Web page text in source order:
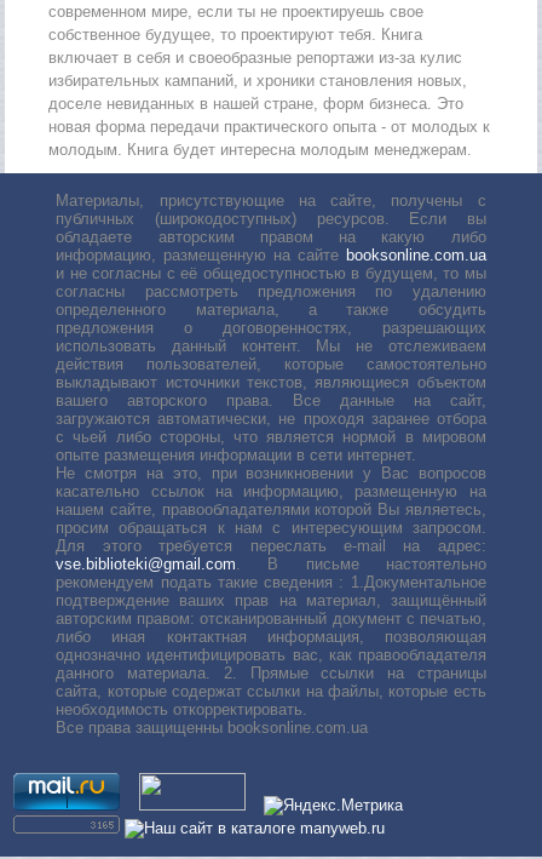
14
15
16
17
18
современном мире, если ты не проектируешь свое
собственное будущее, то проектируют тебя. Книга
включает в себя и своеобразные репортажи из-за кулис
избирательных кампаний, и хроники становления новых,
доселе невиданных в нашей стране, форм бизнеса. Это
новая форма передачи практического опыта - от молодых к
молодым. Книга будет интересна молодым менеджерам.
Материалы, присутствующие на сайте, получены с
публичных (широкодоступных) ресурсов. Если вы
обладаете авторским правом на какую либо
информацию, размещенную на сайте booksonline.com.ua
и не согласны с её общедоступностью в будущем, то мы
согласны рассмотреть предложения по удалению
определенного материала, а также обсудить
предложения о договоренностях, разрешающих
использовать данный контент. Мы не отслеживаем
действия пользователей, которые самостоятельно
выкладывают источники текстов, являющиеся объектом
вашего авторского права. Все данные на сайт,
загружаются автоматически, не проходя заранее отбора
с чьей либо стороны, что является нормой в мировом
опыте размещения информации в сети интернет.
Не смотря на это, при возникновении у Вас вопросов
касательно ссылок на информацию, размещенную на
нашем сайте, правообладателями которой Вы являетесь,
просим обращаться к нам с интересующим запросом.
Для этого требуется переслать е-mail на адрес:
vse.biblioteki@gmail.com. В письме настоятельно
рекомендуем подать такие сведения : 1.Документальное
подтверждение ваших прав на материал, защищённый
авторским правом: отсканированный документ с печатью,
либо иная контактная информация, позволяющая
однозначно идентифицировать вас, как правообладателя
данного материала. 2. Прямые ссылки на страницы
сайта, которые содержат ссылки на файлы, которые есть
необходимость откорректировать.
Все права защищенны booksonline.com.ua